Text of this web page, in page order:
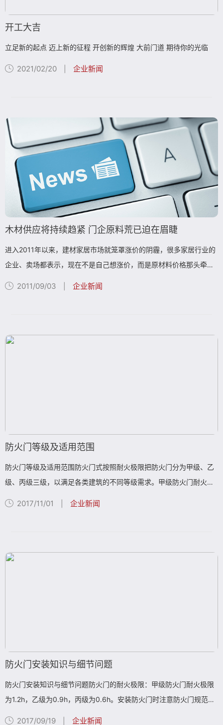
开工大吉
立足新的起点 迈上新的征程 开创新的辉煌 大前门道 期待你的光临
2021/02/20 企业新闻
木材供应将持续趋紧 门企原料荒已迫在眉睫
进入2011年以来，建材家居市场就笼罩涨价的阴霾，很多家居行业的
企业、卖场都表示，现在不是自己想涨价，而是原材料价格那头牵一
2011/09/03 企业新闻
防火门等级及适用范围
防火门等级及适用范围防火门式按照耐火极限把防火门分为甲级、乙
级、丙级三级，以满足各类建筑的不同等级需求。甲级防火门耐火极
2017/11/01 企业新闻
防火门安装知识与细节问题
防火门安装知识与细节问题防火门的耐火极限：甲级防火门耐火极限
为1.2h，乙级为0.9h，丙级为0.6h。安装防火门时注意防火门规范要
2017/09/19 企业新闻